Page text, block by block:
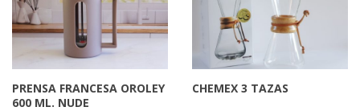
PRENSA FRANCESA OROLEY
600 ML. NUDE
CHEMEX 3 TAZAS